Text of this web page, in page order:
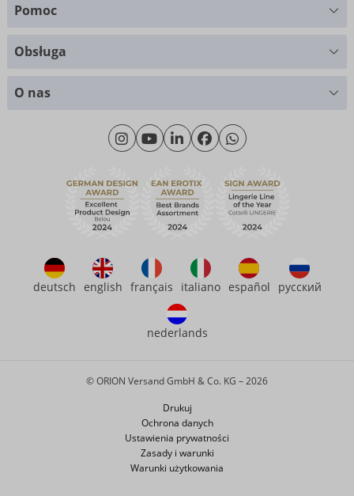
Pomoc
Poniedziałek - Czwartek: 09.00 - 16.00
Piątek: 09.00 - 15.00
Kontakt
Często zadawane pytania (FAQ)
Obsługa
O nas
O nas
Zrównoważony rozwój
eroFame
deutsch english français italiano español русский
nederlands
Drukuj
Ochrona danych
Ustawienia prywatności
Zasady i warunki
Warunki użytkowania
© ORION Versand GmbH & Co. KG – 2026